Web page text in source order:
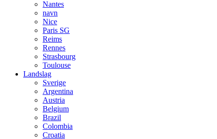
Nantes
navn
Nice
Paris SG
Reims
Rennes
Strasbourg
Toulouse
Landslag
Sverige
Argentina
Austria
Belgium
Brazil
Colombia
Croatia